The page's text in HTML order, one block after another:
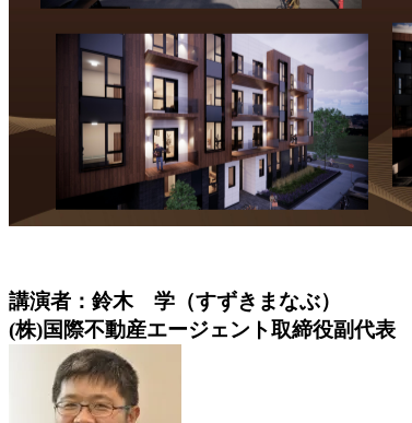
講演者 ：鈴木 学（すずきまなぶ）
(株)国際不動産エージェント取締役副代表